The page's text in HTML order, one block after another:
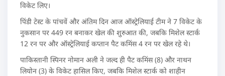
विकेट लिए।
पिंडी टेस्ट के पांचवें और अंतिम दिन आज ऑस्ट्रेलियाई टीम ने 7 विकेट के
नुकसान पर 449 रन बनाकर खेल की शुरुआत की, जबकि मिशेल स्टार्क
12 रन पर और ऑस्ट्रेलियाई कप्तान पैट कमिंस 4 रन पर खेल रहे थे।
पाकिस्तानी स्पिनर नोमान अली ने जल्द ही पैट कमिंस (8) और नाथन
लियोन (3) के विकेट हासिल किए, जबकि मिशेल स्टार्क को शाहीन